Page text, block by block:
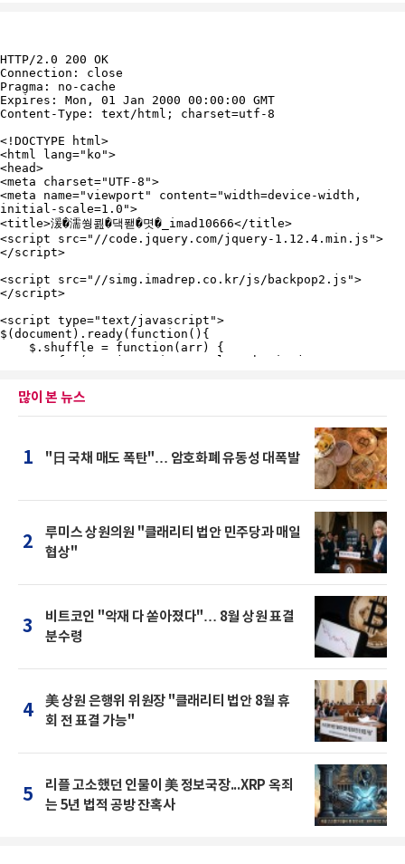
많이 본 뉴스
1 "日 국채 매도 폭탄"… 암호화폐 유동성 대폭발
2
루미스 상원의원 "클래리티 법안 민주당과 매일
협상"
3
비트코인 "악재 다 쏟아졌다"… 8월 상원 표결
분수령
4
美 상원 은행위 위원장 "클래리티 법안 8월 휴
회 전 표결 가능"
5
리플 고소했던 인물이 美 정보국장...XRP 옥죄
는 5년 법적 공방 잔혹사